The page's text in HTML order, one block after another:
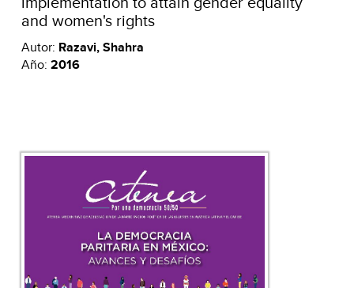
and women's rights
Autor: Razavi, Shahra
Año: 2016